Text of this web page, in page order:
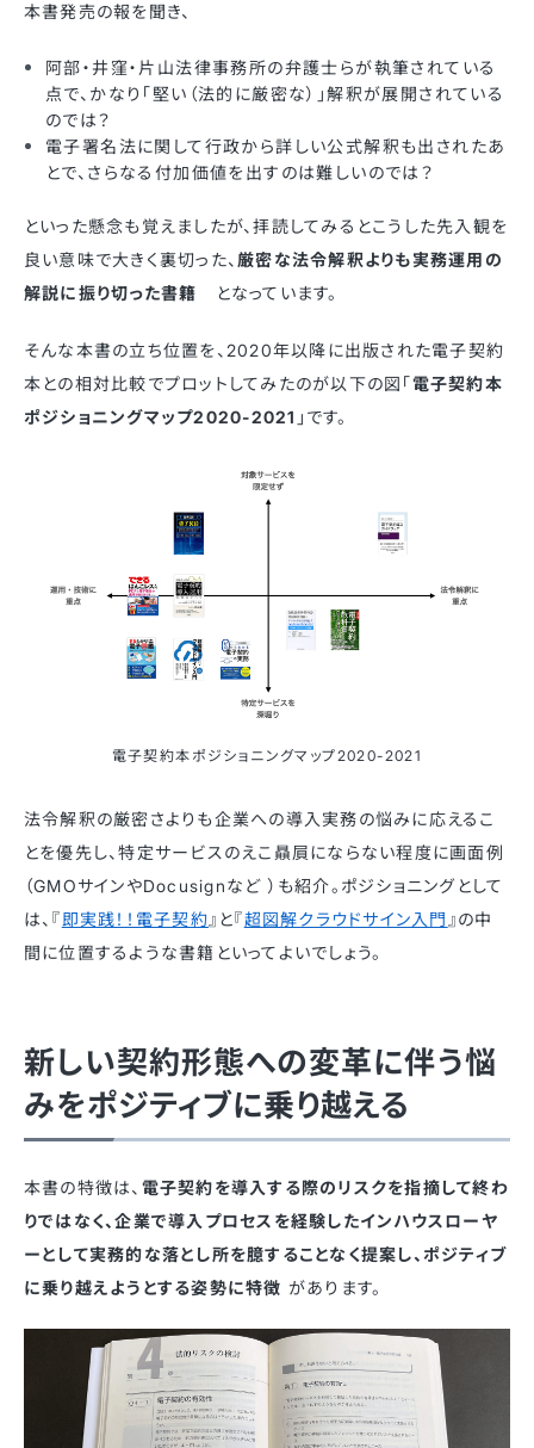
本書発売の報を聞き、
阿部・井窪・片山法律事務所の弁護士らが執筆されている
点で、かなり「堅い（法的に厳密な）」解釈が展開されている
のでは？
電子署名法に関して行政から詳しい公式解釈も出されたあ
とで、さらなる付加価値を出すのは難しいのでは？
といった懸念も覚えましたが、拝読してみるとこうした先入観を
良い意味で大きく裏切った、 厳密な法令解釈よりも実務運用の
解説に振り切った書籍 となっています。
そんな本書の立ち位置を、2020年以降に出版された電子契約
本との相対比較でプロットしてみたのが以下の図「電子契約本
ポジショニングマップ2020-2021 」です。
電子契約本ポジショニングマップ2020-2021
法令解釈の厳密さよりも企業への導入実務の悩みに応えるこ
とを優先し、特定サービスのえこ贔屓にならない程度に画面例
（GMOサインやDocusignなど ）も紹介。ポジショニングとして
は、『即実践！！電子契約 』と『超図解クラウドサイン入門 』の中
間に位置するような書籍といってよいでしょう。
新しい契約形態への変革に伴う悩
みをポジティブに乗り越える
本書の特徴は、 電子契約を導入する際のリスクを指摘して終わ
りではなく、企業で導入プロセスを経験したインハウスローヤ
ーとして実務的な落とし所を臆することなく提案し、ポジティブ
に乗り越えようとする姿勢に特徴 があります。